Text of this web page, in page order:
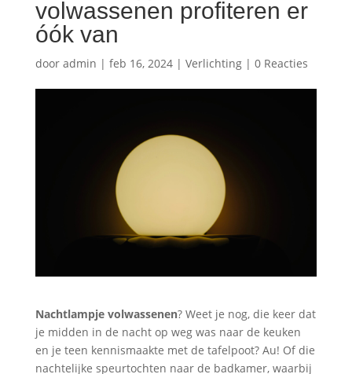
volwassenen profiteren er
óók van
door admin | feb 16, 2024| Verlichting| 0 Reacties
Nachtlampje volwassenen? Weet je nog, die keer dat
je midden in de nacht op weg was naar de keuken
en je teen kennismaakte met de tafelpoot? Au! Of die
nachtelijke speurtochten naar de badkamer, waarbij